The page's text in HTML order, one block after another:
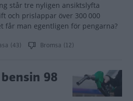
står tre nyligen ansiktslyfta
och prislappar över 300 000
får man egentligen för pengarna?
(43) Bromsa (12)
98